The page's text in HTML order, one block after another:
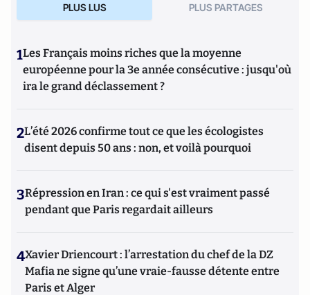
PLUS LUS PLUS PARTAGES
1Les Français moins riches que la moyenne
européenne pour la 3e année consécutive : jusqu'où
ira le grand déclassement ?
2L’été 2026 confirme tout ce que les écologistes
disent depuis 50 ans : non, et voilà pourquoi
3Répression en Iran : ce qui s'est vraiment passé
pendant que Paris regardait ailleurs
4Xavier Driencourt : l’arrestation du chef de la DZ
Mafia ne signe qu’une vraie-fausse détente entre
Paris et Alger